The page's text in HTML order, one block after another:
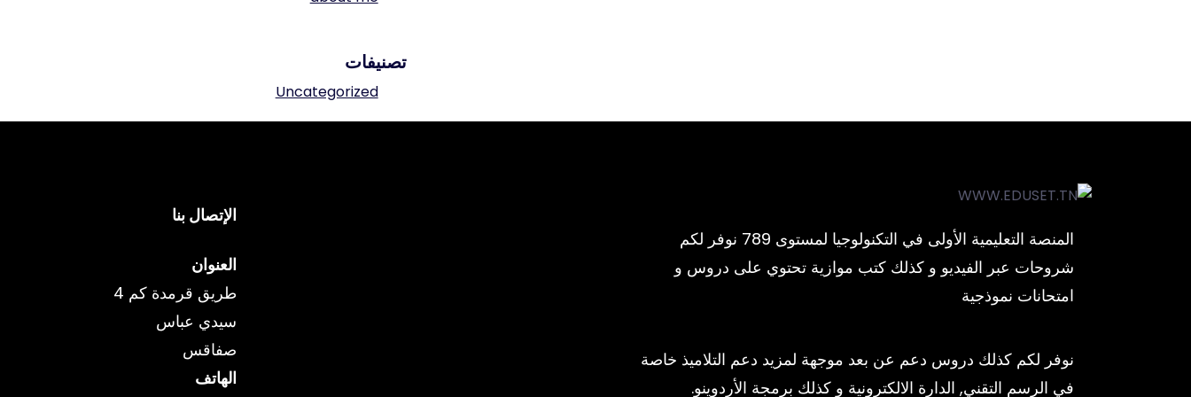
تصنيفات
Uncategorized
المنصة التعليمية الأولى في التكنولوجيا لمستوى 789 نوفر لكم
شروحات عبر الفيديو و كذلك كتب موازية تحتوي على دروس و
امتحانات نموذجية
نوفر لكم كذلك دروس دعم عن بعد موجهة لمزيد دعم التلاميذ خاصة
في الرسم التقني, الدارة الالكترونية و كذلك برمجة الأردوينو.
الإتصال بنا
العنوان
طريق قرمدة كم 4
سيدي عباس
صفاقس
الهاتف